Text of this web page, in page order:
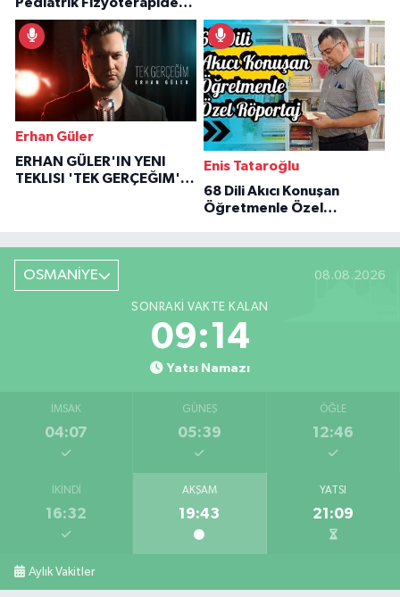
Pediatrik Fizyoterapiden
İlham Veren Hikâyeler
Erhan Güler
ERHAN GÜLER'IN YENI
TEKLISI 'TEK GERÇEĞIM'LE
Enis Tataroğlu
68 Dili Akıcı Konuşan
Öğretmenle Özel
OSMANİYE 08.08.2026
SONRAKI VAKTE KALAN
09:12
Yatsı Namazı
İMSAK
04:07
GÜNEŞ
05:39
ÖĞLE
12:46
İKINDI
16:32
AKŞAM
19:43
YATSI
21:09
Aylık Vakitler